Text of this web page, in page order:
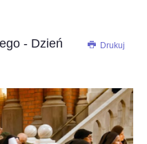
Drukuj
- Dzień